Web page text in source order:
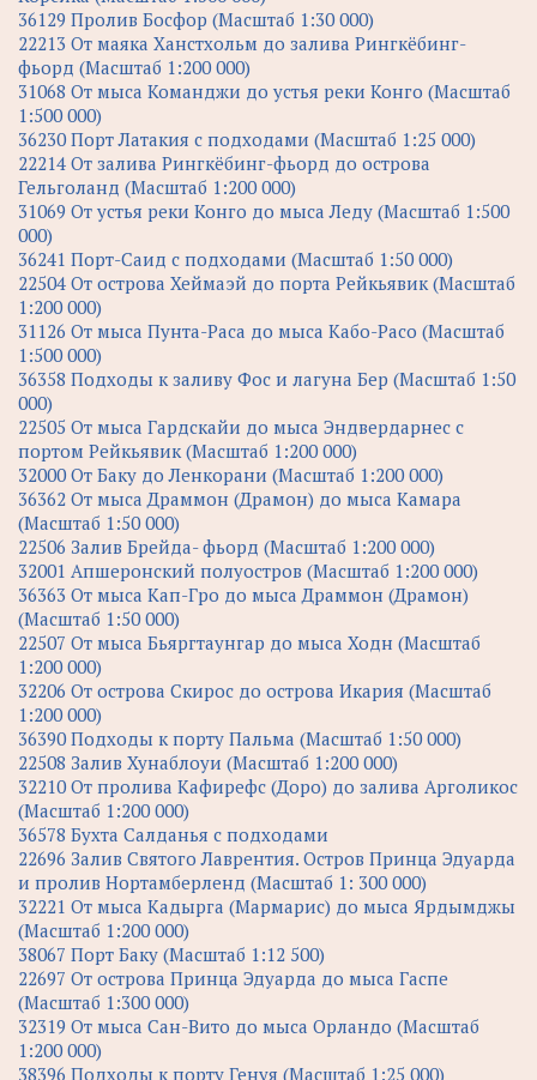
36129 Пролив Босфор (Масштаб 1:30 000)
22213 От маяка Ханстхольм до залива Рингкёбинг-
фьорд (Масштаб 1:200 000)
31068 От мыса Команджи до устья реки Конго (Масштаб
1:500 000)
36230 Порт Латакия с подходами (Масштаб 1:25 000)
22214 От залива Рингкёбинг-фьорд до острова
Гельголанд (Масштаб 1:200 000)
31069 От устья реки Конго до мыса Леду (Масштаб 1:500
000)
36241 Порт-Саид с подходами (Масштаб 1:50 000)
22504 От острова Хеймаэй до порта Рейкьявик (Масштаб
1:200 000)
31126 От мыса Пунта-Раса до мыса Кабо-Расо (Масштаб
1:500 000)
36358 Подходы к заливу Фос и лагуна Бер (Масштаб 1:50
000)
22505 От мыса Гардскайи до мыса Эндвердарнес с
портом Рейкьявик (Масштаб 1:200 000)
32000 От Баку до Ленкорани (Масштаб 1:200 000)
36362 От мыса Драммон (Драмон) до мыса Камара
(Масштаб 1:50 000)
22506 Залив Брейда- фьорд (Масштаб 1:200 000)
32001 Апшеронский полуостров (Масштаб 1:200 000)
36363 От мыса Кап-Гро до мыса Драммон (Драмон)
(Масштаб 1:50 000)
22507 От мыса Бьяргтаунгар до мыса Ходн (Масштаб
1:200 000)
32206 От острова Скирос до острова Икария (Масштаб
1:200 000)
36390 Подходы к порту Пальма (Масштаб 1:50 000)
22508 Залив Хунаблоуи (Масштаб 1:200 000)
32210 От пролива Кафирефс (Доро) до залива Арголикос
(Масштаб 1:200 000)
36578 Бухта Салданья с подходами
22696 Залив Святого Лаврентия. Остров Принца Эдуарда
и пролив Нортамберленд (Масштаб 1: 300 000)
32221 От мыса Кадырга (Мармарис) до мыса Ярдымджы
(Масштаб 1:200 000)
38067 Порт Баку (Масштаб 1:12 500)
22697 От острова Принца Эдуарда до мыса Гаспе
(Масштаб 1:300 000)
32319 От мыса Сан-Вито до мыса Орландо (Масштаб
1:200 000)
38396 Подходы к порту Генуя (Масштаб 1:25 000)